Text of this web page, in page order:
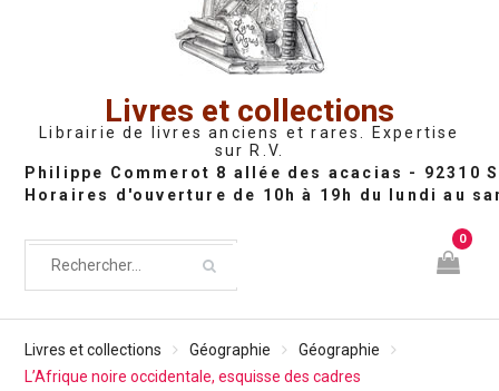
Livres et collections
Librairie de livres anciens et rares. Expertise
sur R.V.
0
Livres et collections Géographie
Géographie
L’Afrique noire occidentale, esquisse des cadres